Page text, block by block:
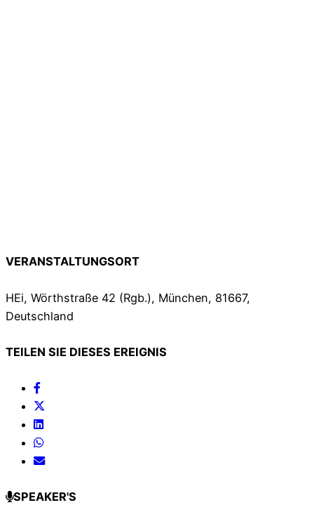
VERANSTALTUNGSORT
HEi, Wörthstraße 42 (Rgb.), München, 81667,
Deutschland
TEILEN SIE DIESES EREIGNIS
SPEAKER'S